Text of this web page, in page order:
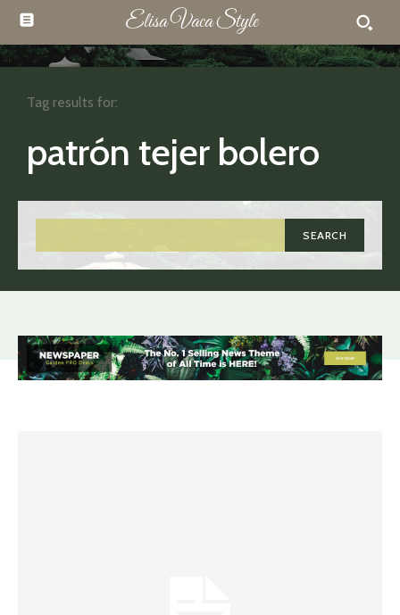
Elisa Vaca Style
patrón tejer bolero
SEARCH
Tag results for: